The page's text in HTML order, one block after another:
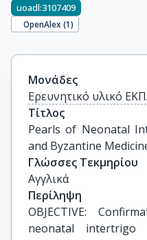
uoadl:3107409
OpenAlex (1)
Μονάδες
Ερευνητικό υλικό
Τίτλος
Pearls of Neonatal
and Byzantine
Γλώσσες Τεκμηρίου
Αγγλικά
Περίληψη
OBJECTIVE:
neonatal